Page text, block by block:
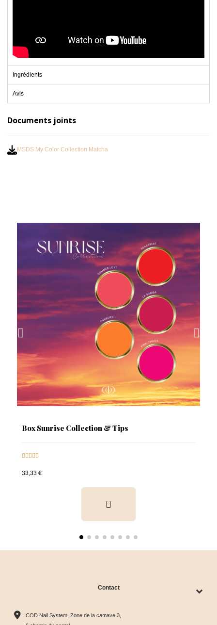
Ingrédients
Avis
Documents joints
MSDS My Color Collection Matcha
Box Sunrise Collection & Tips

33,33 €
Contact
COD Nail System, Zone de la camave 3,